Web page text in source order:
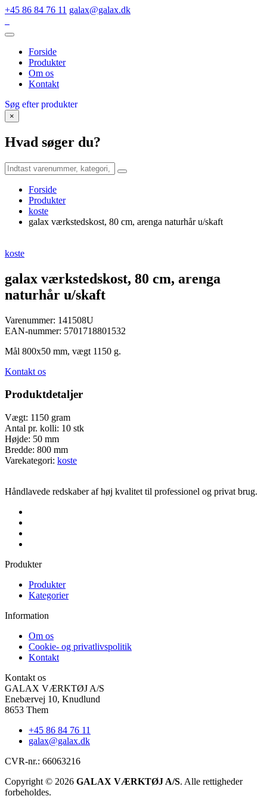
+45 86 84 76 11 galax@galax.dk
Forside
Produkter
Om os
Kontakt
Søg efter produkter
×
Hvad søger du?
Forside
Produkter
koste
galax værkstedskost, 80 cm, arenga naturhår u/skaft
koste
galax værkstedskost, 80 cm, arenga
naturhår u/skaft
Varenummer: 141508U
EAN-nummer: 5701718801532
Mål 800x50 mm, vægt 1150 g.
Kontakt os
Produktdetaljer
Vægt: 1150 gram
Antal pr. kolli: 10 stk
Højde: 50 mm
Bredde: 800 mm
Varekategori: koste
Håndlavede redskaber af høj kvalitet til professionel og privat brug.
Produkter
Produkter
Kategorier
Information
Om os
Cookie- og privatlivspolitik
Kontakt
Kontakt os
GALAX VÆRKTØJ A/S
Enebærvej 10, Knudlund
8653 Them
+45 86 84 76 11
galax@galax.dk
CVR-nr.: 66063216
Copyright © 2026 GALAX VÆRKTØJ A/S. Alle rettigheder
forbeholdes.